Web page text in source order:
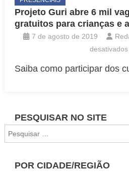
Projeto Guri abre 6 mil
gratuitos para crianças e
7 de agosto de 2019
desativados
Saiba como participar dos
PESQUISAR NO SITE
POR CIDADE/REGIÃO